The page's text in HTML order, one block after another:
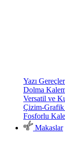
Yazı
Dolma
Versatil ve
Çizim-
Fosforlu
Makaslar